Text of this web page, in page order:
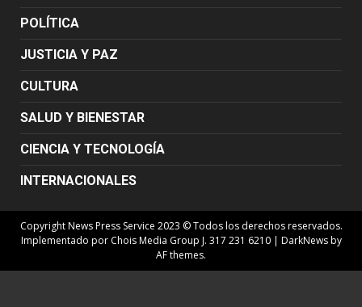
POLÍTICA
JUSTICIA Y PAZ
CULTURA
SALUD Y BIENESTAR
CIENCIA Y TECNOLOGÍA
INTERNACIONALES
Copyright News Press Service 2023 © Todos los derechos reservados.
Implementado por Chois Media Group J. 317 231 6210 | DarkNewsby
AF themes.